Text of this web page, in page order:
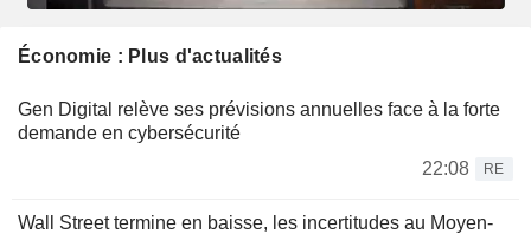
Économie : Plus d'actualités
Gen Digital relève ses prévisions annuelles face à la forte
demande en cybersécurité
22:08
RE
Wall Street termine en baisse, les incertitudes au Moyen-